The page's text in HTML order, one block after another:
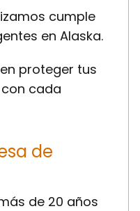
cumple
en Alaska.
proteger tus
cada
de
de 20 años